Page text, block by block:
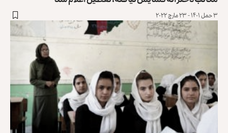
۳ حمل ۱۴۰۱ - ۲۳ مارچ ۲۰۲۲